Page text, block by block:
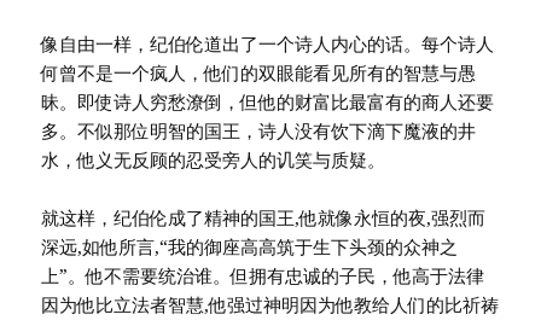
像自由一样，纪伯伦道出了一个诗人内心的话。每个诗人
何曾不是一个疯人，他们的双眼能看见所有的智慧与愚
昧。即使诗人穷愁潦倒，但他的财富比最富有的商人还要
多。不似那位明智的国王，诗人没有饮下滴下魔液的井
水，他义无反顾的忍受旁人的讥笑与质疑。
就这样，纪伯伦成了精神的国王,他就像永恒的夜,强烈而
深远,如他所言,“我的御座高高筑于生下头颈的众神之
上”。他不需要统治谁。但拥有忠诚的子民，他高于法律
因为他比立法者智慧,他强过神明因为他教给人们的比祈祷